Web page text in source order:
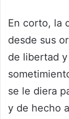
En corto, la
desde sus
de libertad
se le diera
y de hecho